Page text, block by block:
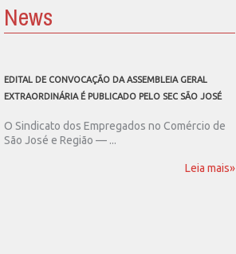
News
EDITAL DE CONVOCAÇÃO DA ASSEMBLEIA GERAL
EXTRAORDINÁRIA É PUBLICADO PELO SEC SÃO JOSÉ
O Sindicato dos Empregados no Comércio de
São José e Região — ...
Leia mais»